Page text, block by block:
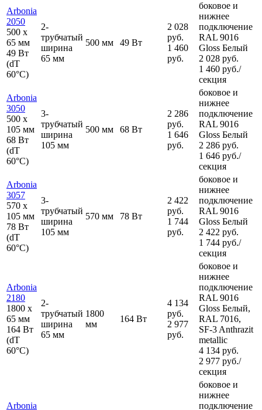
Arbonia
2050
500 x
65 мм
49 Вт
(dT
60°C)
2-
трубчатый
ширина
65 мм
500 мм 49 Вт
2 028
руб.
1 460
руб.
боковое и
нижнее
подключение
RAL 9016
Gloss Белый
2 028 руб.
1 460 руб./
секция
Arbonia
3050
500 x
105 мм
68 Вт
(dT
60°C)
3-
трубчатый
ширина
105 мм
500 мм 68 Вт
2 286
руб.
1 646
руб.
боковое и
нижнее
подключение
RAL 9016
Gloss Белый
2 286 руб.
1 646 руб./
секция
Arbonia
3057
570 x
105 мм
78 Вт
(dT
60°C)
3-
трубчатый
ширина
105 мм
570 мм 78 Вт
2 422
руб.
1 744
руб.
боковое и
нижнее
подключение
RAL 9016
Gloss Белый
2 422 руб.
1 744 руб./
секция
Arbonia
2180
1800 x
65 мм
164 Вт
(dT
60°C)
2-
трубчатый
ширина
65 мм
1800
мм
164 Вт
4 134
руб.
2 977
руб.
боковое и
нижнее
подключение
RAL 9016
Gloss Белый,
RAL 7016,
SF-3 Anthrazit
metallic
4 134 руб.
2 977 руб./
секция
Arbonia
боковое и
нижнее
подключение